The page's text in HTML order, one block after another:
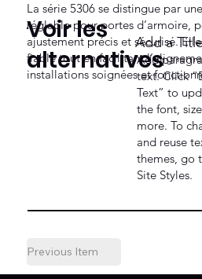
La série 5306 se distingue par
réglable pour portes d’armoire,
ajustement précis et sécurisé.
fiable tout en facilitant
installations soignées et
Voir les
alternatives
Add
text. Click
Text” to
the font,
more. To
and reuse
themes, go
Site Styles.
Add a Title
Previous Item